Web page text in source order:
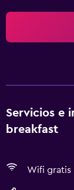
Servicios e
breakfast
Wifi gratis